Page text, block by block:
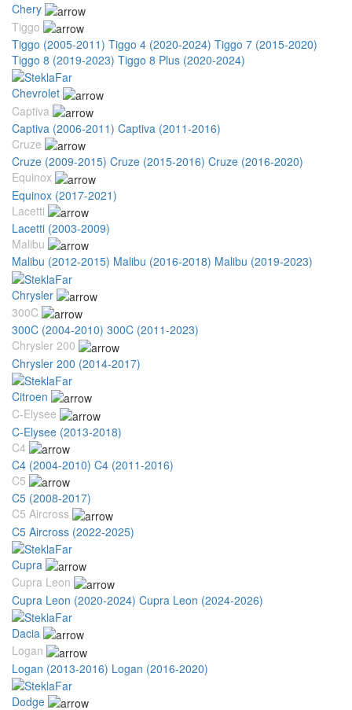
Chery
Tiggo
Tiggo (2005-2011) Tiggo 4 (2020-2024) Tiggo 7 (2015-2020)
Tiggo 8 (2019-2023) Tiggo 8 Plus (2020-2024)
Chevrolet
Captiva
Captiva (2006-2011) Captiva (2011-2016)
Cruze
Cruze (2009-2015) Cruze (2015-2016) Cruze (2016-2020)
Equinox
Equinox (2017-2021)
Lacetti
Lacetti (2003-2009)
Malibu
Malibu (2012-2015) Malibu (2016-2018) Malibu (2019-2023)
Chrysler
300C
300C (2004-2010) 300C (2011-2023)
Chrysler 200
Chrysler 200 (2014-2017)
Citroen
C-Elysee
C-Elysee (2013-2018)
C4
C4 (2004-2010) C4 (2011-2016)
C5
C5 (2008-2017)
C5 Aircross
C5 Aircross (2022-2025)
Cupra
Cupra Leon
Cupra Leon (2020-2024) Cupra Leon (2024-2026)
Dacia
Logan
Logan (2013-2016) Logan (2016-2020)
Dodge